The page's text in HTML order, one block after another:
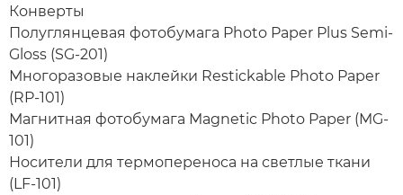
Конверты
Полуглянцевая фотобумага Photo Paper Plus Semi-
Gloss (SG-201)
Многоразовые наклейки Restickable Photo Paper
(RP-101)
Магнитная фотобумага Magnetic Photo Paper (MG-
101)
Носители для термопереноса на светлые ткани
(LF-101)